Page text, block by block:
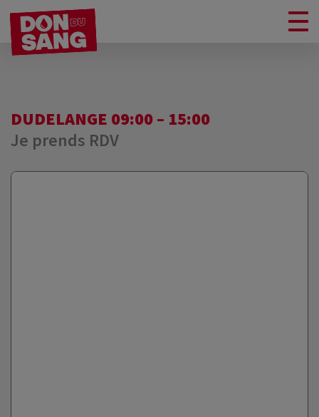
DUDELANGE 09:00 – 15:00
Je prends RDV